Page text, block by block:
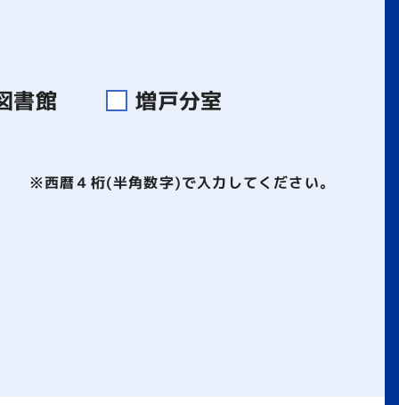
書館 増戸分室
※西暦４桁(半角数字)で入力してください。